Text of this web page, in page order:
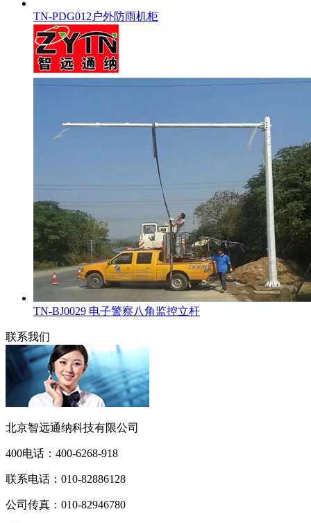
TN-PDG012户外防雨机柜
TN-BJ0029 电子警察八角监控立杆
联系我们
北京智远通纳科技有限公司
400电话： 400-6268-918
联系电话： 010-82886128
公司传真： 010-82946780